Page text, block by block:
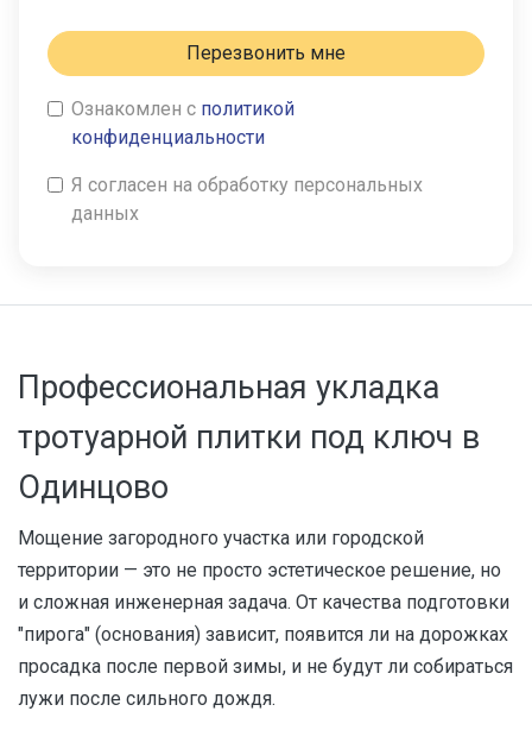
Перезвонить мне
Ознакомлен с политикой
конфиденциальности
Я согласен на обработку персональных
данных
Профессиональная укладка
тротуарной плитки под ключ в
Одинцово
Мощение загородного участка или городской
территории — это не просто эстетическое решение, но
и сложная инженерная задача. От качества подготовки
"пирога" (основания) зависит, появится ли на дорожках
просадка после первой зимы, и не будут ли собираться
лужи после сильного дождя.